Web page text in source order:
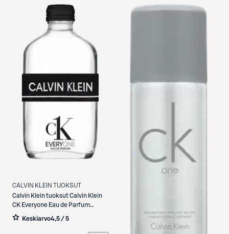
CALVIN KLEIN TUOKSUT
Calvin Klein tuoksutCalvin Klein
CK Everyone Eau de Parfum
tuoksu 50 ml
Keskiarvo4,5 / 5